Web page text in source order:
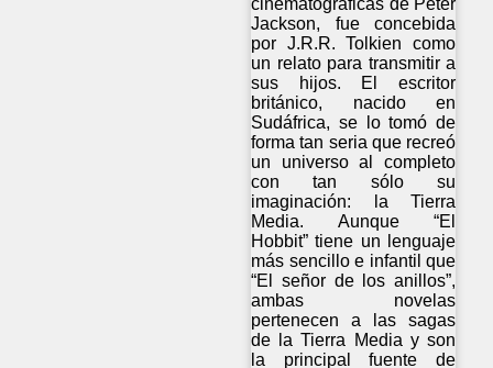
Jackson, fue concebida
por J.R.R. Tolkien como
un relato para transmitir a
sus hijos. El escritor
británico, nacido en
Sudáfrica, se lo tomó de
forma tan seria que recreó
un universo al completo
con tan sólo su
imaginación: la Tierra
Media. Aunque “El
Hobbit” tiene un lenguaje
más sencillo e infantil que
“El señor de los anillos”,
ambas novelas
pertenecen a las sagas
de la Tierra Media y son
la principal fuente de